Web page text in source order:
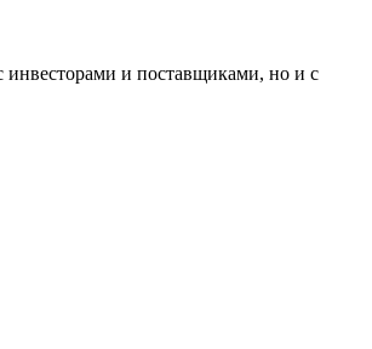
инвесторами и поставщиками, но и с